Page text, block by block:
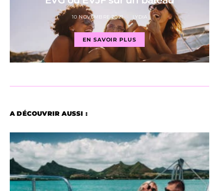
10 NOVEMBRE 2021 LYDIA
EN SAVOIR PLUS
A DÉCOUVRIR AUSSI :